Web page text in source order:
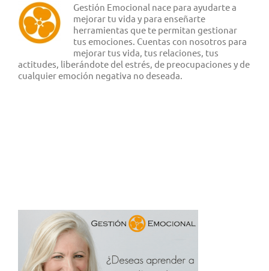
Gestión Emocional nace para ayudarte a
mejorar tu vida y para enseñarte
herramientas que te permitan gestionar
tus emociones. Cuentas con nosotros para
mejorar tus vida, tus relaciones, tus
actitudes, liberándote del estrés, de preocupaciones y de
cualquier emoción negativa no deseada.